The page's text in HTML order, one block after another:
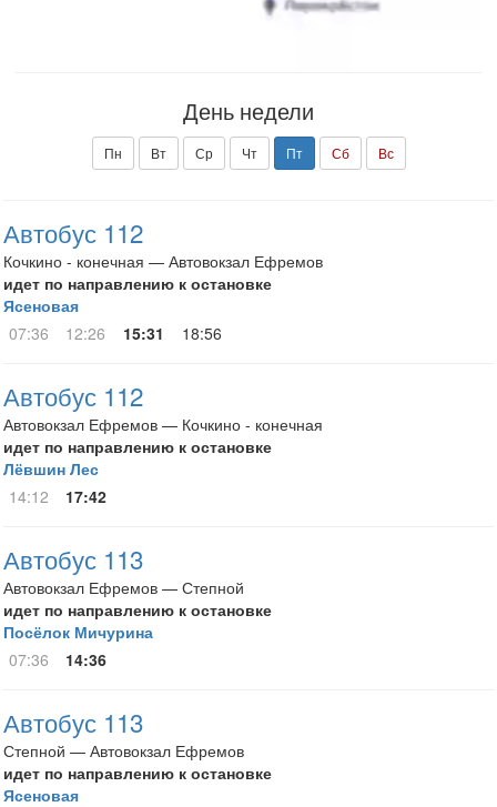
День недели
Пн Вт Ср Чт Пт Сб Вс
Автобус 112
Кочкино - конечная — Автовокзал Ефремов
идет по направлению к остановке
Ясеновая
07:36
12:26 15:31 18:56
Автобус 112
Автовокзал Ефремов — Кочкино - конечная
идет по направлению к остановке
Лёвшин Лес
14:12
17:42
Автобус 113
Автовокзал Ефремов — Степной
идет по направлению к остановке
Посёлок Мичурина
07:36
14:36
Автобус 113
Степной — Автовокзал Ефремов
идет по направлению к остановке
Ясеновая